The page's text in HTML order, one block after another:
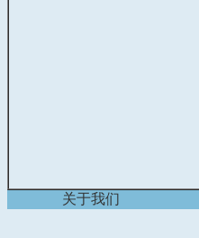
关于我们